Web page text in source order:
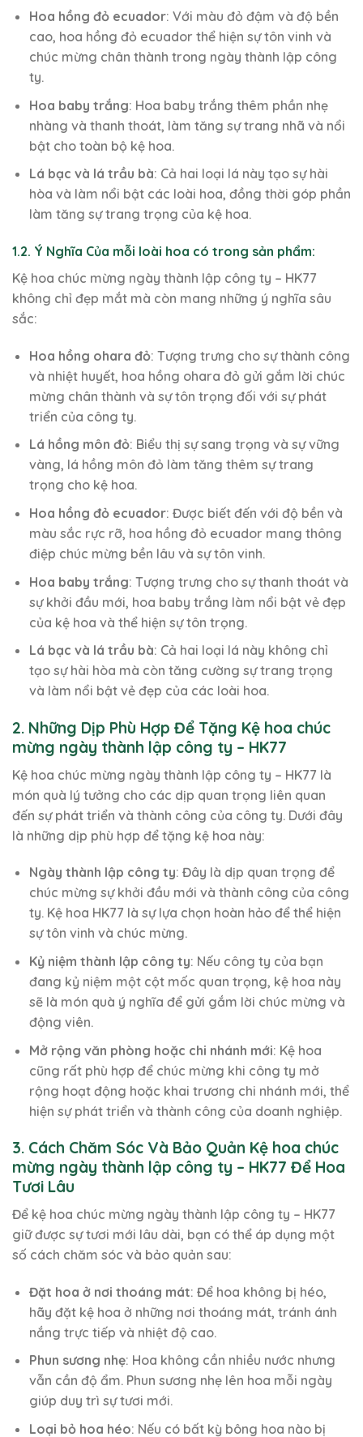
Hoa hồng đỏ ecuador: Với màu đỏ đậm và độ bền
cao, hoa hồng đỏ ecuador thể hiện sự tôn vinh và
chúc mừng chân thành trong ngày thành lập công
ty.
Hoa baby trắng: Hoa baby trắng thêm phần nhẹ
nhàng và thanh thoát, làm tăng sự trang nhã và nổi
bật cho toàn bộ kệ hoa.
Lá bạc và lá trầu bà: Cả hai loại lá này tạo sự hài
hòa và làm nổi bật các loài hoa, đồng thời góp phần
làm tăng sự trang trọng của kệ hoa.
1.2. Ý Nghĩa Của mỗi loài hoa có trong sản phẩm:
Kệ hoa chúc mừng ngày thành lập công ty – HK77
không chỉ đẹp mắt mà còn mang những ý nghĩa sâu
sắc:
Hoa hồng ohara đỏ: Tượng trưng cho sự thành công
và nhiệt huyết, hoa hồng ohara đỏ gửi gắm lời chúc
mừng chân thành và sự tôn trọng đối với sự phát
triển của công ty.
Lá hồng môn đỏ: Biểu thị sự sang trọng và sự vững
vàng, lá hồng môn đỏ làm tăng thêm sự trang
trọng cho kệ hoa.
Hoa hồng đỏ ecuador: Được biết đến với độ bền và
màu sắc rực rỡ, hoa hồng đỏ ecuador mang thông
điệp chúc mừng bền lâu và sự tôn vinh.
Hoa baby trắng: Tượng trưng cho sự thanh thoát và
sự khởi đầu mới, hoa baby trắng làm nổi bật vẻ đẹp
của kệ hoa và thể hiện sự tôn trọng.
Lá bạc và lá trầu bà: Cả hai loại lá này không chỉ
tạo sự hài hòa mà còn tăng cường sự trang trọng
và làm nổi bật vẻ đẹp của các loài hoa.
2. Những Dịp Phù Hợp Để Tặng Kệ hoa chúc
mừng ngày thành lập công ty – HK77
Kệ hoa chúc mừng ngày thành lập công ty – HK77 là
món quà lý tưởng cho các dịp quan trọng liên quan
đến sự phát triển và thành công của công ty. Dưới đây
là những dịp phù hợp để tặng kệ hoa này:
Ngày thành lập công ty: Đây là dịp quan trọng để
chúc mừng sự khởi đầu mới và thành công của công
ty. Kệ hoa HK77 là sự lựa chọn hoàn hảo để thể hiện
sự tôn vinh và chúc mừng.
Kỷ niệm thành lập công ty: Nếu công ty của bạn
đang kỷ niệm một cột mốc quan trọng, kệ hoa này
sẽ là món quà ý nghĩa để gửi gắm lời chúc mừng và
động viên.
Mở rộng văn phòng hoặc chi nhánh mới: Kệ hoa
cũng rất phù hợp để chúc mừng khi công ty mở
rộng hoạt động hoặc khai trương chi nhánh mới, thể
hiện sự phát triển và thành công của doanh nghiệp.
3. Cách Chăm Sóc Và Bảo Quản Kệ hoa chúc
mừng ngày thành lập công ty – HK77 Để Hoa
Tươi Lâu
Để kệ hoa chúc mừng ngày thành lập công ty – HK77
giữ được sự tươi mới lâu dài, bạn có thể áp dụng một
số cách chăm sóc và bảo quản sau:
Đặt hoa ở nơi thoáng mát: Để hoa không bị héo,
hãy đặt kệ hoa ở những nơi thoáng mát, tránh ánh
nắng trực tiếp và nhiệt độ cao.
Phun sương nhẹ: Hoa không cần nhiều nước nhưng
vẫn cần độ ẩm. Phun sương nhẹ lên hoa mỗi ngày
giúp duy trì sự tươi mới.
Loại bỏ hoa héo: Nếu có bất kỳ bông hoa nào bị